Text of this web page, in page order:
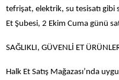
tefrişat, elektrik, su tesisatı gibi
Et Şubesi, 2 Ekim Cuma günü
SAĞLIKLI, GÜVENLİ ET
Halk Et Satış Mağazası’nda